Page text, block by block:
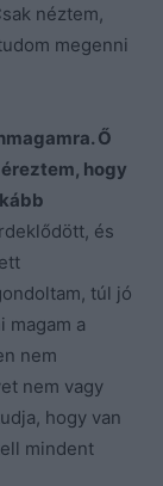
néztem,
megenni
Ő
hogy
és
túl jó
magam a
nem
nem vagy
hogy van
mindent